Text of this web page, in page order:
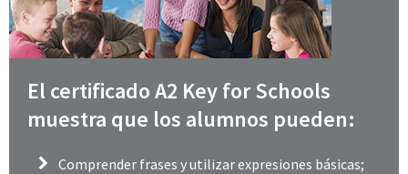
El certificado A2 Key for Schools
muestra que los alumnos pueden:
Comprender frases y utilizar expresiones básicas;